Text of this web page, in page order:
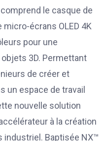
le casque de
écrans OLED 4K
pour une
3D. Permettant
de créer et
un espace de travail
nouvelle solution
à la création
industriel. Baptisée NX™